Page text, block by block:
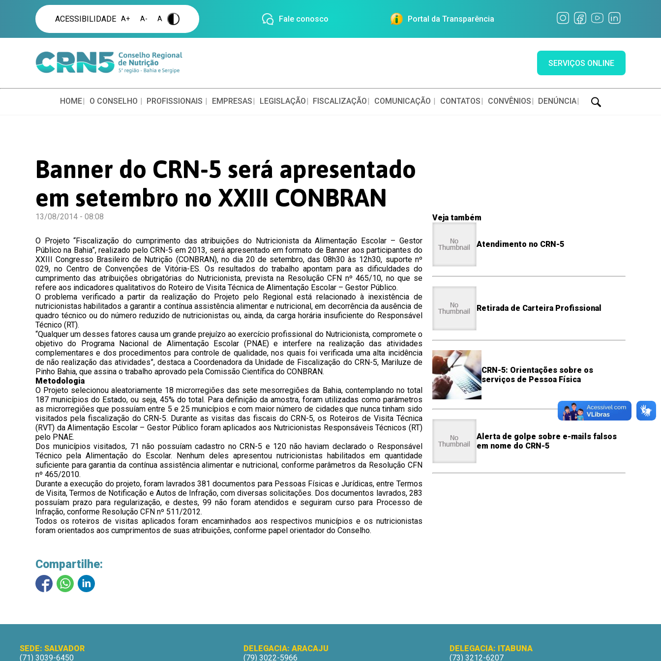
ACESSIBILIDADE A+ A- A . Fale conosco Portal da Transparência
SERVIÇOS ONLINE
HOME O CONSELHO PROFISSIONAIS EMPRESAS LEGISLAÇÃO FISCALIZAÇÃO COMUNICAÇÃO CONTATOS CONVÊNIOS DENÚNCIA
Banner do CRN-5 será apresentado
em setembro no XXIII CONBRAN
13/08/2014 - 08:08
O Projeto “Fiscalização do cumprimento das atribuições do Nutricionista da Alimentação Escolar – Gestor
Público na Bahia”, realizado pelo CRN-5 em 2013, será apresentado em formato de Banner aos participantes do
XXIII Congresso Brasileiro de Nutrição (CONBRAN), no dia 20 de setembro, das 08h30 às 12h30, suporte nº
029, no Centro de Convenções de Vitória-ES. Os resultados do trabalho apontam para as dificuldades do
cumprimento das atribuições obrigatórias do Nutricionista, prevista na Resolução CFN nº 465/10, no que se
refere aos indicadores qualitativos do Roteiro de Visita Técnica de Alimentação Escolar – Gestor Público.
O problema verificado a partir da realização do Projeto pelo Regional está relacionado à inexistência de
nutricionistas habilitados a garantir a contínua assistência alimentar e nutricional, em decorrência da ausência de
quadro técnico ou do número reduzido de nutricionistas ou, ainda, da carga horária insuficiente do Responsável
Técnico (RT).
“Qualquer um desses fatores causa um grande prejuízo ao exercício profissional do Nutricionista, compromete o
objetivo do Programa Nacional de Alimentação Escolar (PNAE) e interfere na realização das atividades
complementares e dos procedimentos para controle de qualidade, nos quais foi verificada uma alta incidência
de não realização das atividades”, destaca a Coordenadora da Unidade de Fiscalização do CRN-5, Mariluze de
Pinho Bahia, que assina o trabalho aprovado pela Comissão Científica do CONBRAN.
Metodologia
O Projeto selecionou aleatoriamente 18 microrregiões das sete mesorregiões da Bahia, contemplando no total
187 municípios do Estado, ou seja, 45% do total. Para definição da amostra, foram utilizadas como parâmetros
as microrregiões que possuíam entre 5 e 25 municípios e com maior número de cidades que nunca tinham sido
visitados pela fiscalização do CRN-5. Durante as visitas das fiscais do CRN-5, os Roteiros de Visita Técnica
(RVT) da Alimentação Escolar – Gestor Público foram aplicados aos Nutricionistas Responsáveis Técnicos (RT)
pelo PNAE.
Dos municípios visitados, 71 não possuíam cadastro no CRN-5 e 120 não haviam declarado o Responsável
Técnico pela Alimentação do Escolar. Nenhum deles apresentou nutricionistas habilitados em quantidade
suficiente para garantia da contínua assistência alimentar e nutricional, conforme parâmetros da Resolução CFN
nº 465/2010.
Durante a execução do projeto, foram lavrados 381 documentos para Pessoas Físicas e Jurídicas, entre Termos
de Visita, Termos de Notificação e Autos de Infração, com diversas solicitações. Dos documentos lavrados, 283
possuíam prazo para regularização, e destes, 99 não foram atendidos e seguiram curso para Processo de
Infração, conforme Resolução CFN nº 511/2012.
Todos os roteiros de visitas aplicados foram encaminhados aos respectivos municípios e os nutricionistas
foram orientados aos cumprimentos de suas atribuições, conforme papel orientador do Conselho.
Compartilhe:
Veja também
Atendimento no CRN-5
Retirada de Carteira Profissional
CRN-5: Orientações sobre os
serviços de Pessoa Física
Alerta de golpe sobre e-mails falsos
em nome do CRN-5
SEDE: SALVADOR
(71) 3039-6450
DELEGACIA: ARACAJU
(79) 3022-5966
DELEGACIA: ITABUNA
(73) 3212-6207